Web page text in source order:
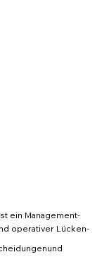
ein Management-
operativer Lücken-